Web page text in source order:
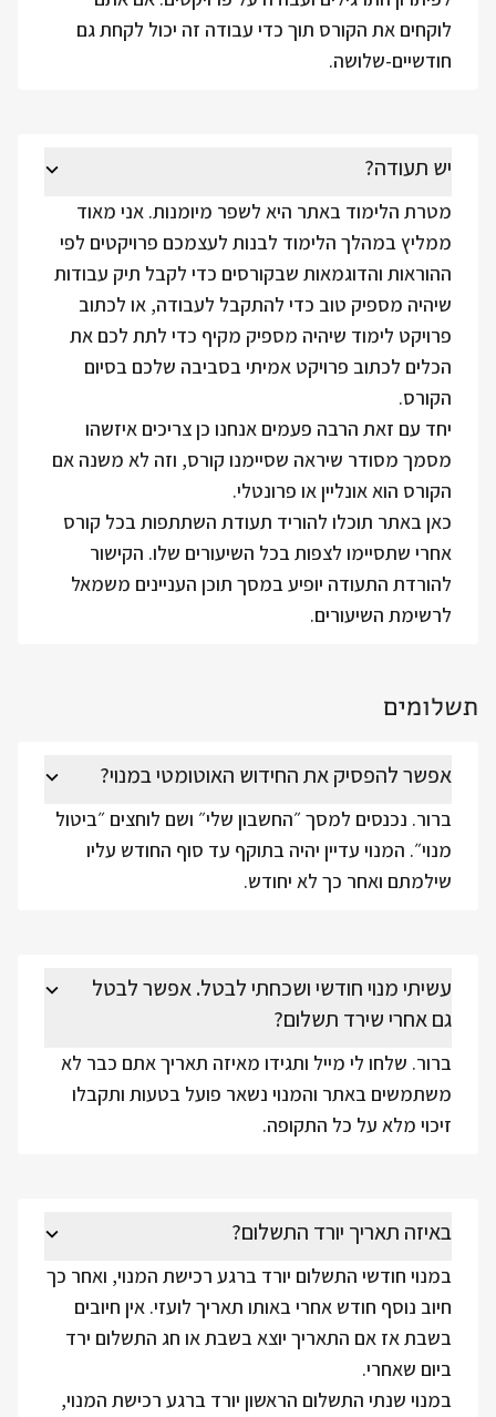
לוקחים את הקורס תוך כדי עבודה זה יכול לקחת גם
חודשיים-שלושה.
יש תעודה?
מטרת הלימוד באתר היא לשפר מיומנות. אני מאוד
ממליץ במהלך הלימוד לבנות לעצמכם פרויקטים לפי
ההוראות והדוגמאות שבקורסים כדי לקבל תיק עבודות
שיהיה מספיק טוב כדי להתקבל לעבודה, או לכתוב
פרויקט לימוד שיהיה מספיק מקיף כדי לתת לכם את
הכלים לכתוב פרויקט אמיתי בסביבה שלכם בסיום
הקורס.
יחד עם זאת הרבה פעמים אנחנו כן צריכים איזשהו
מסמך מסודר שיראה שסיימנו קורס, וזה לא משנה אם
הקורס הוא אונליין או פרונטלי.
כאן באתר תוכלו להוריד תעודת השתתפות בכל קורס
אחרי שתסיימו לצפות בכל השיעורים שלו. הקישור
להורדת התעודה יופיע במסך תוכן העניינים משמאל
לרשימת השיעורים.
תשלומים
אפשר להפסיק את החידוש האוטומטי במנוי?
ברור. נכנסים למסך ״החשבון שלי״ ושם לוחצים ״ביטול
מנוי״. המנוי עדיין יהיה בתוקף עד סוף החודש עליו
שילמתם ואחר כך לא יחודש.
עשיתי מנוי חודשי ושכחתי לבטל. אפשר לבטל
גם אחרי שירד תשלום?
ברור. שלחו לי מייל ותגידו מאיזה תאריך אתם כבר לא
משתמשים באתר והמנוי נשאר פועל בטעות ותקבלו
זיכוי מלא על כל התקופה.
באיזה תאריך יורד התשלום?
במנוי חודשי התשלום יורד ברגע רכישת המנוי, ואחר כך
חיוב נוסף חודש אחרי באותו תאריך לועזי. אין חיובים
בשבת אז אם התאריך יוצא בשבת או חג התשלום ירד
ביום שאחרי.
במנוי שנתי התשלום הראשון יורד ברגע רכישת המנוי,